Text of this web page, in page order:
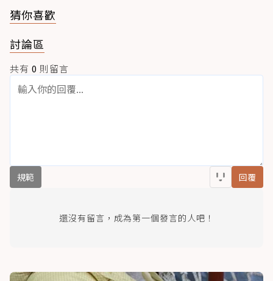
猜你喜歡
討論區
共有 0 則留言
規範 回覆
還沒有留言，成為第一個發言的人吧！